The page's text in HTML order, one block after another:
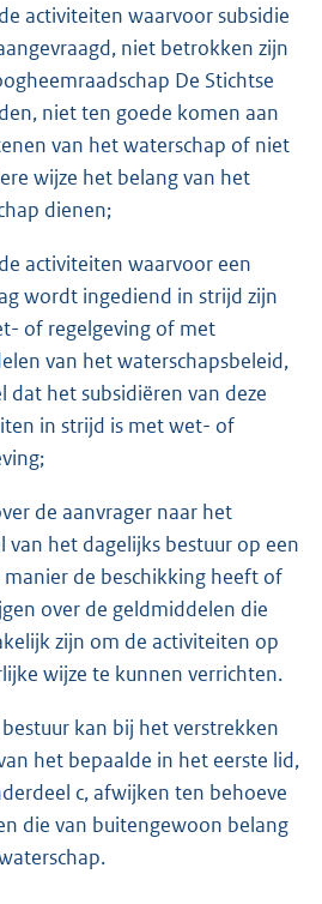
activiteiten waarvoor subsidie
niet betrokken zijn
De Stichtse
niet ten goede komen aan
van het waterschap of niet
wijze het belang van het
dienen;
activiteiten waarvoor een
wordt ingediend in strijd zijn
of regelgeving of met
van het waterschapsbeleid,
dat het subsidiëren van deze
in strijd is met wet- of
de aanvrager naar het
van het dagelijks bestuur op een
de beschikking heeft of
over de geldmiddelen die
zijn om de activiteiten op
wijze te kunnen verrichten.
kan bij het verstrekken
het bepaalde in het eerste lid,
c, afwijken ten behoeve
die van buitengewoon belang